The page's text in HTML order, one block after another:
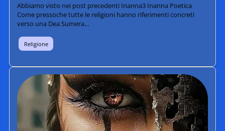
Abbiamo visto nei post precedenti Inanna3 Inanna Poetica
Come pressoche tutte le religioni hanno riferimenti concreti
verso una Dea Sumera…
Religione